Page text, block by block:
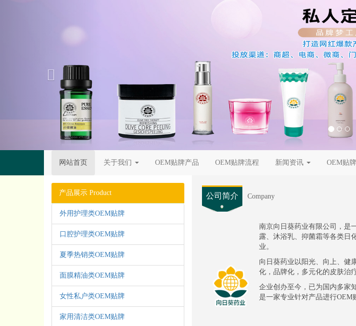
网站首页 关于我们 OEM贴牌产品 OEM贴牌流程 新闻资讯 OEM贴
产品展示 Product
外用护理类OEM贴牌
口腔护理类OEM贴牌
夏季热销类OEM贴牌
面膜精油类OEM贴牌
女性私户类OEM贴牌
家用清洁类OEM贴牌
公司简介 Company
南京向日葵药业有限公司，是
露、沐浴乳、抑菌霜等各类日
业。
向日葵药业以阳光、向上、健
化，品牌化，多元化的皮肤治
企业创办至今，已为国内多家
是一家专业针对产品进行OEM